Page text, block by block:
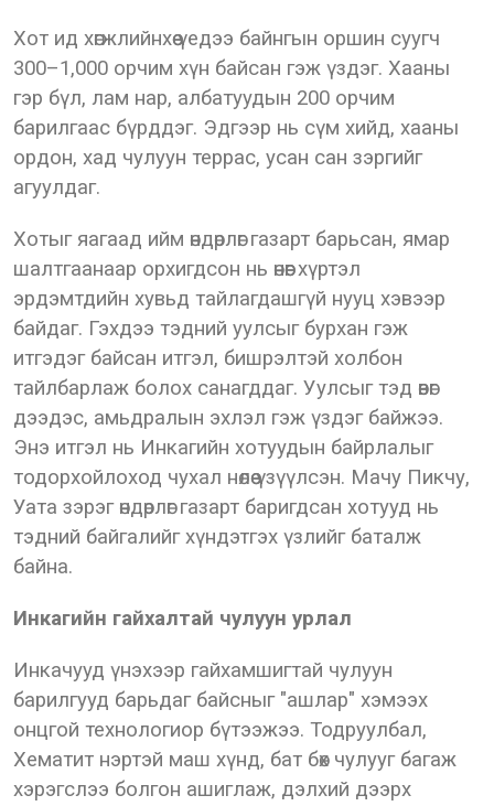
Хот ид хөгжлийнхөө үедээ байнгын оршин суугч
300–1,000 орчим хүн байсан гэж үздэг. Хааны
гэр бүл, лам нар, албатуудын 200 орчим
барилгаас бүрддэг. Эдгээр нь сүм хийд, хааны
ордон, хад чулуун террас, усан сан зэргийг
агуулдаг.
Хотыг яагаад ийм өндөрлөг газарт барьсан, ямар
шалтгаанаар орхигдсон нь өнөөг хүртэл
эрдэмтдийн хувьд тайлагдашгүй нууц хэвээр
байдаг. Гэхдээ тэдний уулсыг бурхан гэж
итгэдэг байсан итгэл, бишрэлтэй холбон
тайлбарлаж болох санагддаг. Уулсыг тэд өвөг
дээдэс, амьдралын эхлэл гэж үздэг байжээ.
Энэ итгэл нь Инкагийн хотуудын байрлалыг
тодорхойлоход чухал нөлөө үзүүлсэн. Мачу Пикчу,
Уата зэрэг өндөрлөг газарт баригдсан хотууд нь
тэдний байгалийг хүндэтгэх үзлийг баталж
байна.
Инкагийн гайхалтай чулуун урлал
Инкачууд үнэхээр гайхамшигтай чулуун
барилгууд барьдаг байсныг "ашлар" хэмээх
онцгой технологиор бүтээжээ. Тодруулбал,
Хематит нэртэй маш хүнд, бат бөх чулууг багаж
хэрэгслээ болгон ашиглаж, дэлхий дээрх